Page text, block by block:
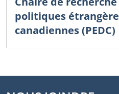
politiques
canadiennes (PEDC)